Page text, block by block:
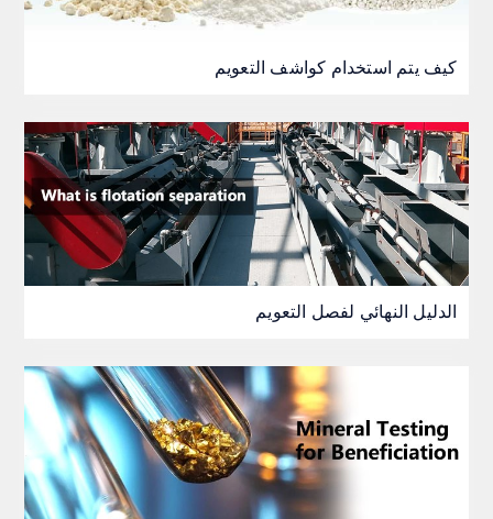
كيف يتم استخدام كواشف التعويم
الدليل النهائي لفصل التعويم